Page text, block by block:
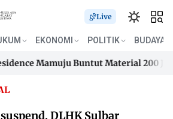
Live
EKONOMI POLITIK BUDAYA
Mamuju Buntut Material 200 Juta
Mamuju Buntut Material 200 Juta
DLHK Sulbar